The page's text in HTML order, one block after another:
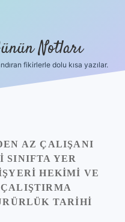
Notları
fikirlerle dolu kısa yazılar.
AZ ÇALIŞANI
SINIFTA YER
HEKIMI VE
TARIHI